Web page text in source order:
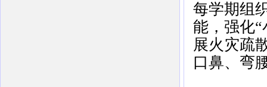
每学期组
能，强化
展火灾疏
口鼻、弯